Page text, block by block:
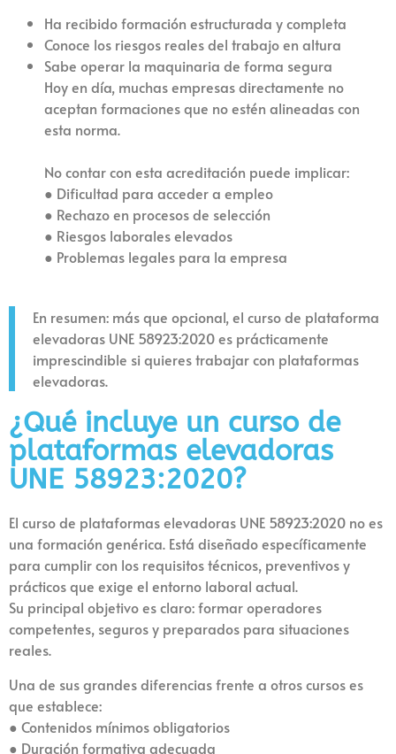
Ha recibido formación estructurada y completa
Conoce los riesgos reales del trabajo en altura
Sabe operar la maquinaria de forma segura
Hoy en día, muchas empresas directamente no
aceptan formaciones que no estén alineadas con
esta norma.
No contar con esta acreditación puede implicar:
● Dificultad para acceder a empleo
● Rechazo en procesos de selección
● Riesgos laborales elevados
● Problemas legales para la empresa
En resumen: más que opcional, el curso de plataforma
elevadoras UNE 58923:2020 es prácticamente
imprescindible si quieres trabajar con plataformas
elevadoras.
¿Qué incluye un curso de
plataformas elevadoras
UNE 58923:2020?
El curso de plataformas elevadoras UNE 58923:2020 no es
una formación genérica. Está diseñado específicamente
para cumplir con los requisitos técnicos, preventivos y
prácticos que exige el entorno laboral actual.
Su principal objetivo es claro: formar operadores
competentes, seguros y preparados para situaciones
reales.
Una de sus grandes diferencias frente a otros cursos es
que establece:
● Contenidos mínimos obligatorios
● Duración formativa adecuada